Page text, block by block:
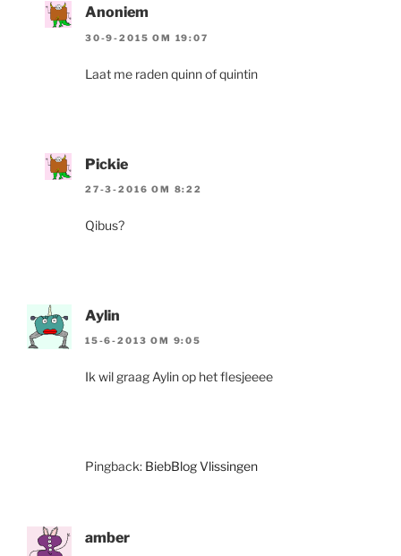
Anoniem
30-9-2015 OM 19:07
Laat me raden quinn of quintin
Pickie
27-3-2016 OM 8:22
Qibus?
Aylin
15-6-2013 OM 9:05
Ik wil graag Aylin op het flesjeeee
Pingback: BiebBlog Vlissingen
amber